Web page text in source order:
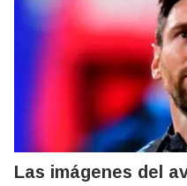
Las imágenes del